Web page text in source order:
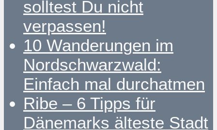
solltest Du nicht
verpassen!
10 Wanderungen im
Nordschwarzwald:
Einfach mal durchatmen
Ribe – 6 Tipps für
Dänemarks älteste Stadt